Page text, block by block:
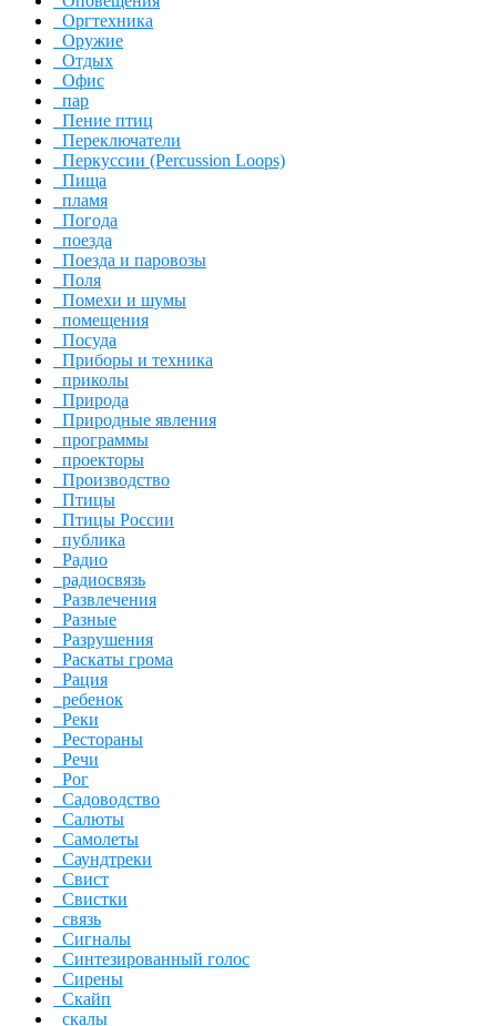
Оргтехника
Оружие
Отдых
Офис
пар
Пение птиц
Переключатели
Перкуссии (Percussion Loops)
Пища
пламя
Погода
поезда
Поезда и паровозы
Поля
Помехи и шумы
помещения
Посуда
Приборы и техника
приколы
Природа
Природные явления
программы
проекторы
Производство
Птицы
Птицы России
публика
Радио
радиосвязь
Развлечения
Разные
Разрушения
Раскаты грома
Рация
ребенок
Реки
Рестораны
Речи
Рог
Садоводство
Салюты
Самолеты
Саундтреки
Свист
Свистки
связь
Сигналы
Синтезированный голос
Сирены
Скайп
скалы